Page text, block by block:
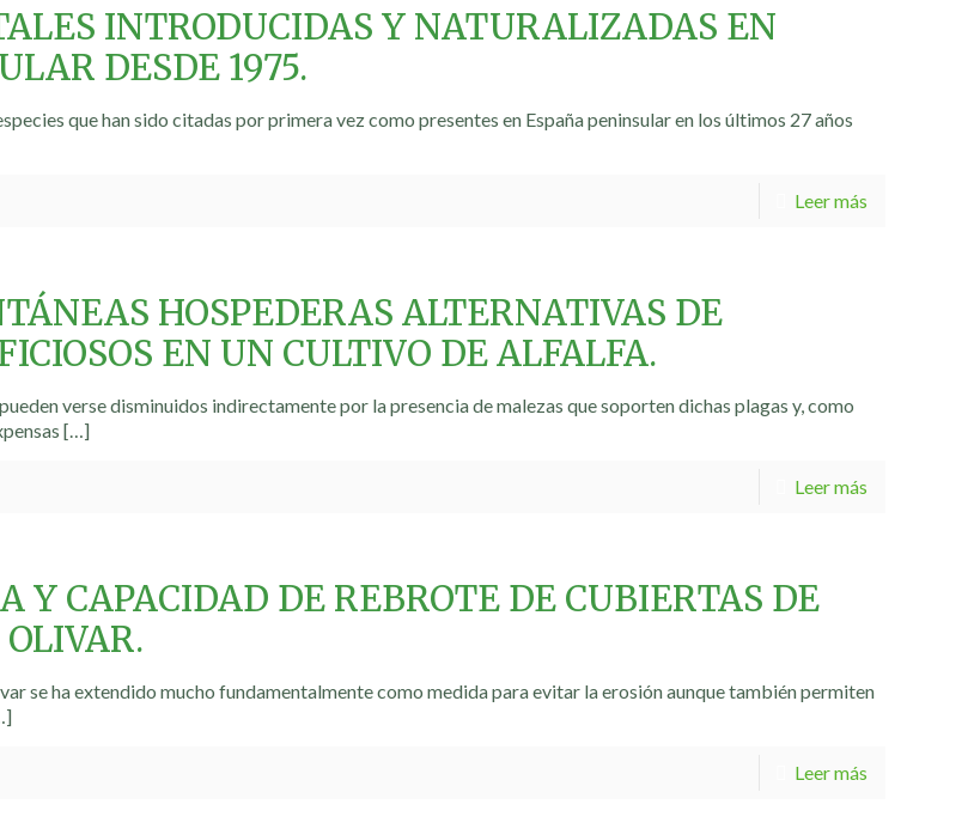
INTRODUCIDAS Y NATURALIZADAS EN
DESDE 1975.
que han sido citadas por primera vez como presentes en España peninsular en los últimos 27 años
Leer más
HOSPEDERAS ALTERNATIVAS DE
EN UN CULTIVO DE ALFALFA.
verse disminuidos indirectamente por la presencia de malezas que soporten dichas plagas y, como
[…]
Leer más
Y CAPACIDAD DE REBROTE DE CUBIERTAS DE
se ha extendido mucho fundamentalmente como medida para evitar la erosión aunque también permiten
Leer más